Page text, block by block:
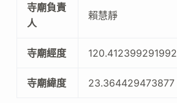
寺廟負責
人
賴慧靜
寺廟經度 120.412399291992
寺廟緯度 23.364429473877